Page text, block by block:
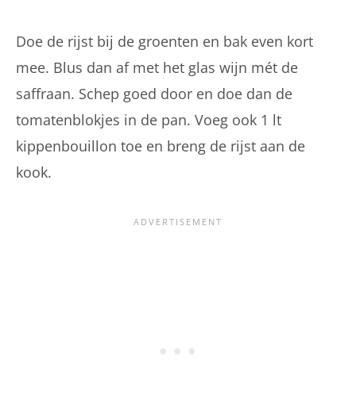
Doe de rijst bij de groenten en bak even kort
mee. Blus dan af met het glas wijn mét de
saffraan. Schep goed door en doe dan de
tomatenblokjes in de pan. Voeg ook 1 lt
kippenbouillon toe en breng de rijst aan de
kook.